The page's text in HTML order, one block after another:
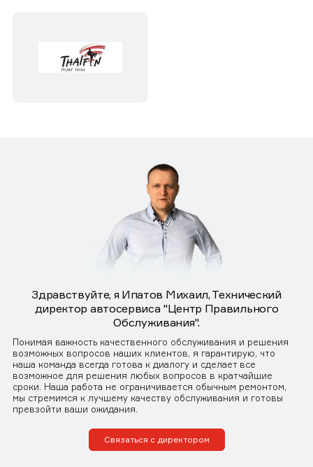
Здравствуйте, я Ипатов Михаил, Технический
директор автосервиса "Центр Правильного
Обслуживания".
Понимая важность качественного обслуживания и решения
возможных вопросов наших клиентов, я гарантирую, что
наша команда всегда готова к диалогу и сделает все
возможное для решения любых вопросов в кратчайшие
сроки. Наша работа не ограничивается обычным ремонтом,
мы стремимся к лучшему качеству обслуживания и готовы
превзойти ваши ожидания.
Связаться с директором